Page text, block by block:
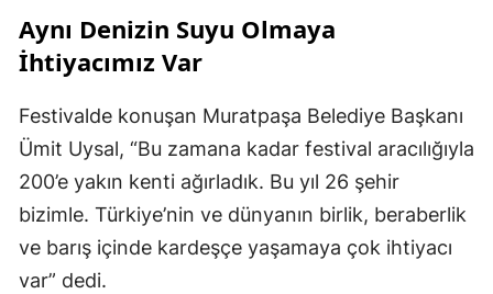
Aynı Denizin Suyu Olmaya
İhtiyacımız Var
Festivalde konuşan Muratpaşa Belediye Başkanı
Ümit Uysal, “Bu zamana kadar festival aracılığıyla
200’e yakın kenti ağırladık. Bu yıl 26 şehir
bizimle. Türkiye’nin ve dünyanın birlik, beraberlik
ve barış içinde kardeşçe yaşamaya çok ihtiyacı
var” dedi.